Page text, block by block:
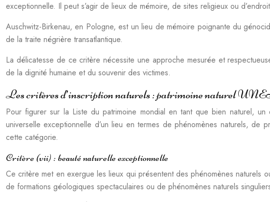
exceptionnelle. Il peut s’agir de lieux de mémoire, de sites religieux ou
Auschwitz-Birkenau, en Pologne, est un lieu de mémoire poignante du
de la traite négrière transatlantique.
La délicatesse de ce critère nécessite une approche mesurée et
de la dignité humaine et du souvenir des victimes.
Les critères d’inscription naturels : patrimoine naturel
Pour figurer sur la Liste du patrimoine mondial en tant que bien naturel,
universelle exceptionnelle d’un lieu en termes de phénomènes naturels, de
cette catégorie.
Critère (vii) : beauté naturelle exceptionnelle
Ce critère met en exergue les lieux qui présentent des phénomènes naturels
de formations géologiques spectaculaires ou de phénomènes naturels